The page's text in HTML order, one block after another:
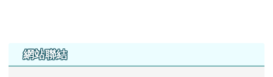
左邊區域內容
網站聯結